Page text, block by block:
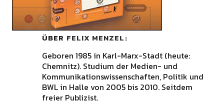
ÜBER FELIX MENZEL
Geboren 1985 in Karl-Marx-Stadt (heute:
Chemnitz). Studium der Medien- und
Kommunikationswissenschaften, Politik und
BWL in Halle von 2005 bis 2010. Seitdem
freier Publizist.